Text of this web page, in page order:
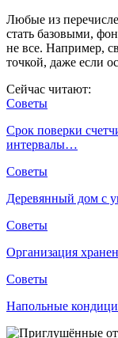
Любые из
стать базовыми,
не все. Например,
точкой, даже если
Сейчас читают:
Советы
Срок поверки
интервалы…
Советы
Деревянный дом с
Советы
Организация
Советы
Напольные